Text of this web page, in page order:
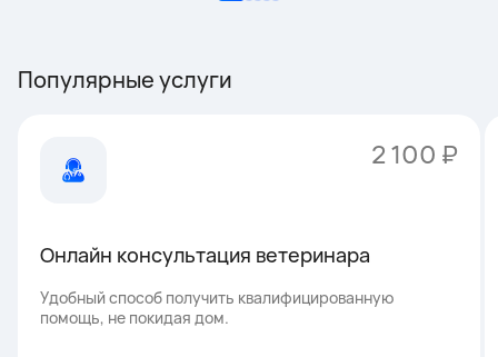
Популярные услуги
2 100 ₽
Онлайн консультация ветеринара
Удобный способ получить квалифицированную
помощь, не покидая дом.